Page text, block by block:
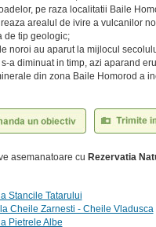
pe raza localitatii Baile
arealul de ivire a vulcanilor
de tip geologic;
noroi au aparut la mijlocul
a diminuat in timp, azi aparand
din zona Baile Homorod a
asemanatoare cu Rezervatia
Stancile Tatarului
Cheile Zarnesti - Cheile Vladusca
Pietrele Albe